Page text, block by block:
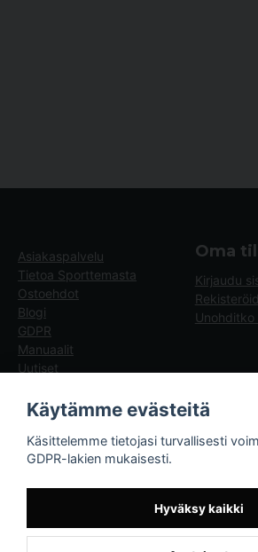
Asiakaspalvelu
Tietoa Sporttemasta
Ostoehdot
Blogi
GDPR
Manuaalit
Uutiset
Oma
Kirjaudu
Unohditko
Käytämme evästeitä
Käsittelemme tietojasi turvallisesti
GDPR-lakien mukaisesti.
Hyväksy kaikki